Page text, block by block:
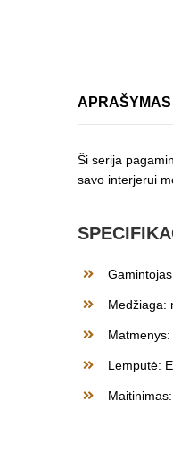
APRAŠYMAS
Ši serija
savo interjerui
Medžiaga:
Lemputė: